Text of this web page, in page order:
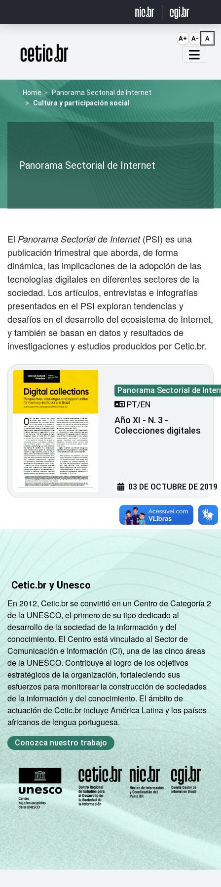
Página inicial
Home
Panorama Sectorial de Internet
Cultura y participación social
Panorama Sectorial de Internet
El Panorama Sectorial de Internet(PSI) es una
publicación trimestral que aborda, de forma
dinámica, las implicaciones de la adopción de las
tecnologías digitales en diferentes sectores de la
sociedad. Los artículos, entrevistas e infografías
presentados en el PSI exploran tendencias y
desafíos en el desarrollo del ecosistema de Internet,
y también se basan en datos y resultados de
investigaciones y estudios producidos por Cetic.br.
Panorama Sectorial de
PT/EN
Año XI - N. 3 -
Colecciones digitales
03 DE OCTUBRE DE 2019
Cetic.br y Unesco
En 2012, Cetic.br se convirtió en un Centro de Categoría 2
de la UNESCO, el primero de su tipo dedicado al
desarrollo de la sociedad de la información y del
conocimiento. El Centro está vinculado al Sector de
Comunicación e Información (CI), una de las cinco áreas
de la UNESCO. Contribuye al logro de los objetivos
estratégicos de la organización, fortaleciendo sus
esfuerzos para monitorear la construcción de sociedades
de la información y del conocimiento. El ámbito de
actuación de Cetic.br incluye América Latina y los países
africanos de lengua portuguesa.
Conozca nuestro trabajo
A+ A- A